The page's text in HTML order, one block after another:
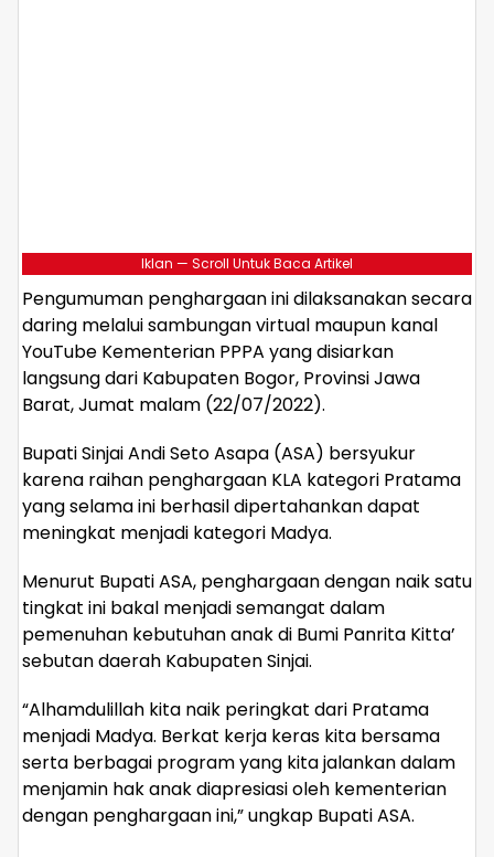
Iklan — Scroll Untuk Baca Artikel
Pengumuman penghargaan ini dilaksanakan secara
daring melalui sambungan virtual maupun kanal
YouTube Kementerian PPPA yang disiarkan
langsung dari Kabupaten Bogor, Provinsi Jawa
Barat, Jumat malam (22/07/2022).
Bupati Sinjai Andi Seto Asapa (ASA) bersyukur
karena raihan penghargaan KLA kategori Pratama
yang selama ini berhasil dipertahankan dapat
meningkat menjadi kategori Madya.
Menurut Bupati ASA, penghargaan dengan naik satu
tingkat ini bakal menjadi semangat dalam
pemenuhan kebutuhan anak di Bumi Panrita Kitta’
sebutan daerah Kabupaten Sinjai.
“Alhamdulillah kita naik peringkat dari Pratama
menjadi Madya. Berkat kerja keras kita bersama
serta berbagai program yang kita jalankan dalam
menjamin hak anak diapresiasi oleh kementerian
dengan penghargaan ini,” ungkap Bupati ASA.